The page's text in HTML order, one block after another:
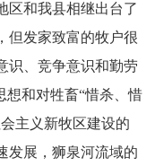
区和我县相继出台了
但发家致富的牧户很
识、竞争意识和勤劳
想和对牲畜“惜杀、惜
主义新牧区建设的
发展，狮泉河流域的